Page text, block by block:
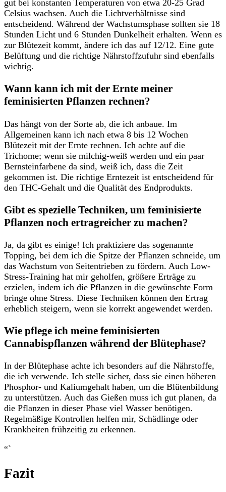
gut⁣ bei konstanten Temperaturen von⁤ etwa ​20-25 Grad
Celsius wachsen. ​Auch die Lichtverhältnisse sind
entscheidend. Während der Wachstumsphase sollten sie 18
Stunden Licht und 6 Stunden Dunkelheit erhalten. Wenn es⁣
zur Blütezeit kommt, ändere ich das auf 12/12. ​Eine gute
Belüftung und ⁣die‍ richtige‌ Nährstoffzufuhr sind ebenfalls
wichtig.
Wann ⁣kann ich mit der Ernte meiner
‍feminisierten​ Pflanzen‌ rechnen?
Das hängt von der Sorte‍ ab, die ich ‌anbaue. Im⁤
Allgemeinen kann ich nach‌ etwa 8 bis 12 ⁣Wochen⁣
Blütezeit mit ⁢der Ernte rechnen. Ich achte auf die
Trichome; wenn⁢ sie milchig-weiß werden ‍und ein paar
Bernsteinfarbene da sind, weiß ich, dass⁤ die Zeit‍
gekommen ist.​ Die richtige Erntezeit ist entscheidend für
den THC-Gehalt ⁣und ⁤die Qualität ⁤des Endprodukts.
Gibt⁤ es spezielle Techniken, ‍um feminisierte ​
Pflanzen ⁣noch ertragreicher zu machen?
Ja, da ‍gibt ⁣es ⁣einige! Ich praktiziere ⁤das sogenannte
Topping,⁤ bei dem ich die Spitze der Pflanzen schneide,‌ um
das Wachstum von ⁢Seitentrieben zu fördern. Auch ​Low-
Stress-Training hat mir geholfen,‍ größere Erträge zu
erzielen, ⁤indem ⁣ich ⁤die Pflanzen in die gewünschte Form
bringe ‍ohne Stress. Diese Techniken können den Ertrag
erheblich steigern,⁤ wenn sie‍ korrekt angewendet werden.
Wie pflege ich meine feminisierten
Cannabispflanzen während der⁤ Blütephase?
In ⁢der Blütephase achte ich besonders ⁤auf die ​Nährstoffe,
die ich verwende. ‌Ich⁤ stelle sicher,⁤ dass sie einen höheren⁤
Phosphor- und⁣ Kaliumgehalt‍ haben, um die Blütenbildung
⁢zu unterstützen. Auch das Gießen muss ich gut planen, da
die Pflanzen in⁢ dieser Phase ‌viel Wasser ⁢benötigen.
Regelmäßige Kontrollen helfen mir, Schädlinge oder
Krankheiten frühzeitig zu erkennen.
“`
Fazit